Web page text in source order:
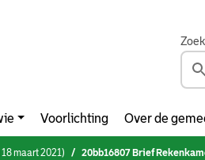
Voorlichting Over de
maart 2021) 20bb16807 Brief Rekenkamer Rotterdam over